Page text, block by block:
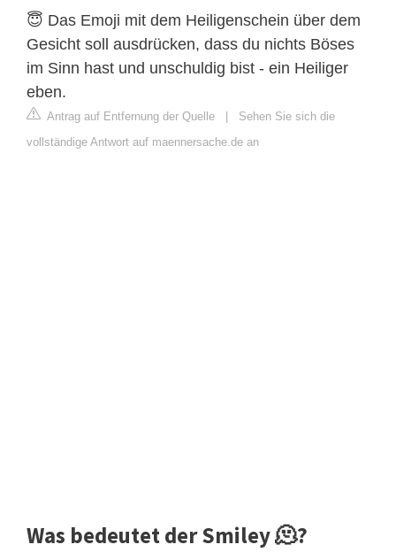
😇 Das Emoji mit dem Heiligenschein über dem
Gesicht soll ausdrücken, dass du nichts Böses
im Sinn hast und unschuldig bist - ein Heiliger
eben.
Antrag auf Entfernung der Quelle
Sehen Sie sich die
vollständige Antwort auf maennersache.de an
Was bedeutet der Smiley 🫠?